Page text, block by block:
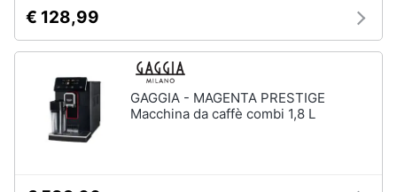
Macchina
caffè
Estrattore
€ 128,99
GAGGIA - MAGENTA PRESTIGE
Macchina da caffè combi 1,8 L